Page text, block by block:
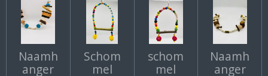
Naamh
anger
Schom
mel
schom
mel
Naamh
anger